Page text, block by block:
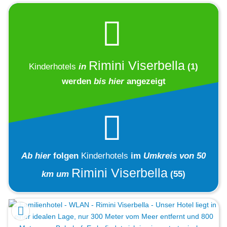
Kinderhotels in Rimini Viserbella (1)
werden bis hierangezeigt
Ab hier folgen Kinderhotels im Umkreis von 50
km um Rimini Viserbella (55)